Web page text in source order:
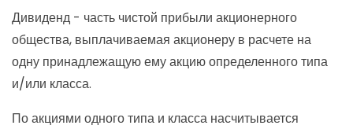
Дивиденд - часть чистой прибыли акционерного
общества, выплачиваемая акционеру в расчете на
одну принадлежащую ему акцию определенного типа
и/или класса.
По акциями одного типа и класса насчитывается